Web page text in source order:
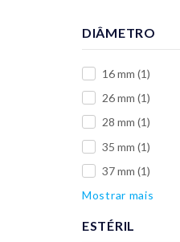
DIÂMETRO
16 mm (1)
26 mm (1)
28 mm (1)
35 mm (1)
37 mm (1)
Mostrar mais
ESTÉRIL